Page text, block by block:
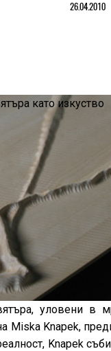
26.04.2010
уловени в
Miska Knapek,
Knapek